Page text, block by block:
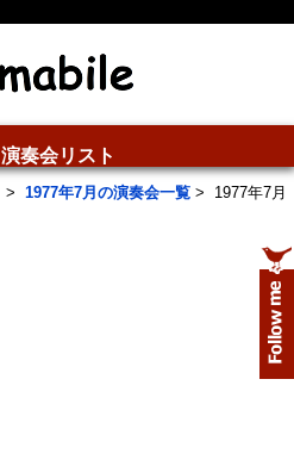
演奏会リスト
> 1977年7月の演奏会一覧 > 1977年7月